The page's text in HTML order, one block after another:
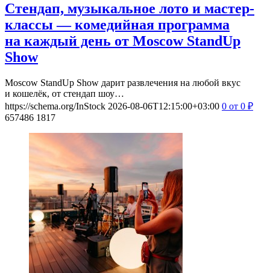
Стендап, музыкальное лото и мастер-
классы — комедийная программа
на каждый день от Moscow StandUp
Show
Moscow StandUp Show дарит развлечения на любой вкус
и кошелёк, от стендап шоу…
https://schema.org/InStock 2026-08-06T12:15:00+03:00 0 от 0 ₽
657486 1817